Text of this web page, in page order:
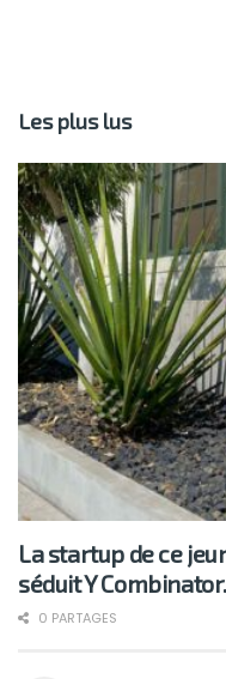
Les plus lus
La startup de ce
séduit Y
0 PARTAGES